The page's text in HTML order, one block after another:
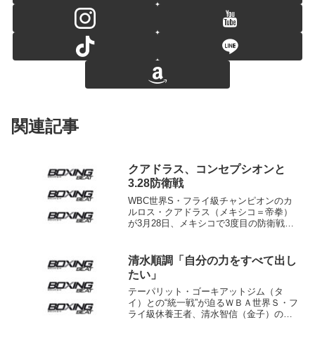
関連記事
クアドラス、コンセプシオンと
3.28防衛戦
WBC世界S・フライ級チャンピオンのカ
ルロス・クアドラス（メキシコ＝帝拳）
が3月28日、メキシコで3度目の防衛戦を
位）の強打者ルイス・コンセプシオン
（パナマ）。...
清水順調「自分の力をすべて出し
たい」
テーパリット・ゴーキアットジム（タ
イ）との“統一戦”が迫るＷＢＡ世界Ｓ・フ
ライ級休養王者、清水智信（金子）の公